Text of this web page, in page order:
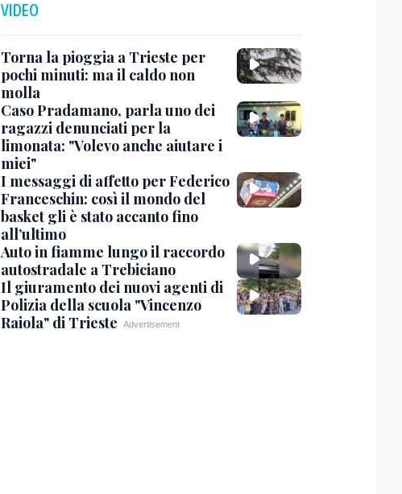
VIDEO
Torna la pioggia a Trieste per
pochi minuti: ma il caldo non
molla
Caso Pradamano, parla uno dei
ragazzi denunciati per la
limonata: "Volevo anche aiutare i
miei"
I messaggi di affetto per Federico
Franceschin: così il mondo del
basket gli è stato accanto fino
all’ultimo
Auto in fiamme lungo il raccordo
autostradale a Trebiciano
Il giuramento dei nuovi agenti di
Polizia della scuola "Vincenzo
Raiola" di Trieste